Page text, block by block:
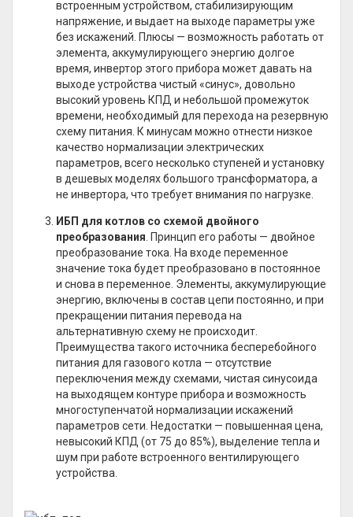
встроенным устройством, стабилизирующим
напряжение, и выдает на выходе параметры уже
без искажений. Плюсы — возможность работать от
элемента, аккумулирующего энергию долгое
время, инвертор этого прибора может давать на
выходе устройства чистый «синус», довольно
высокий уровень КПД и небольшой промежуток
времени, необходимый для перехода на резервную
схему питания. К минусам можно отнести низкое
качество нормализации электрических
параметров, всего несколько ступеней и установку
в дешевых моделях большого трансформатора, а
не инвертора, что требует внимания по нагрузке.
ИБП для котлов со схемой двойного
преобразования . Принцип его работы — двойное
преобразование тока. На входе переменное
значение тока будет преобразовано в постоянное
и снова в переменное. Элементы, аккумулирующие
энергию, включены в состав цепи постоянно, и при
прекращении питания перевода на
альтернативную схему не происходит.
Преимущества такого источника бесперебойного
питания для газового котла — отсутствие
переключения между схемами, чистая синусоида
на выходящем контуре прибора и возможность
многоступенчатой нормализации искажений
параметров сети. Недостатки — повышенная цена,
невысокий КПД (от 75 до 85%), выделение тепла и
шум при работе встроенного вентилирующего
устройства.